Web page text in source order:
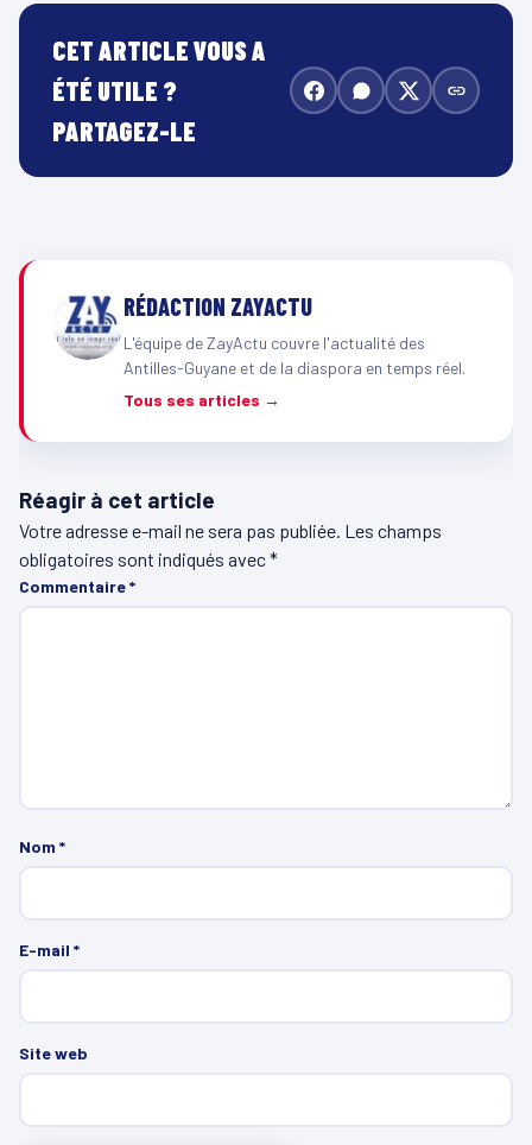
CET ARTICLE VOUS A
ÉTÉ UTILE ?
PARTAGEZ-LE
RÉDACTION ZAYACTU
L'équipe de ZayActu couvre l'actualité des
Antilles-Guyane et de la diaspora en temps réel.
Tous ses articles →
Réagir à cet article
Votre adresse e-mail ne sera pas publiée. Les champs
obligatoires sont indiqués avec*
Commentaire*
Nom *
E-mail *
Site web